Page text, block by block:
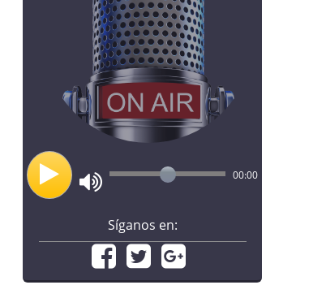
00:00
Síganos en: